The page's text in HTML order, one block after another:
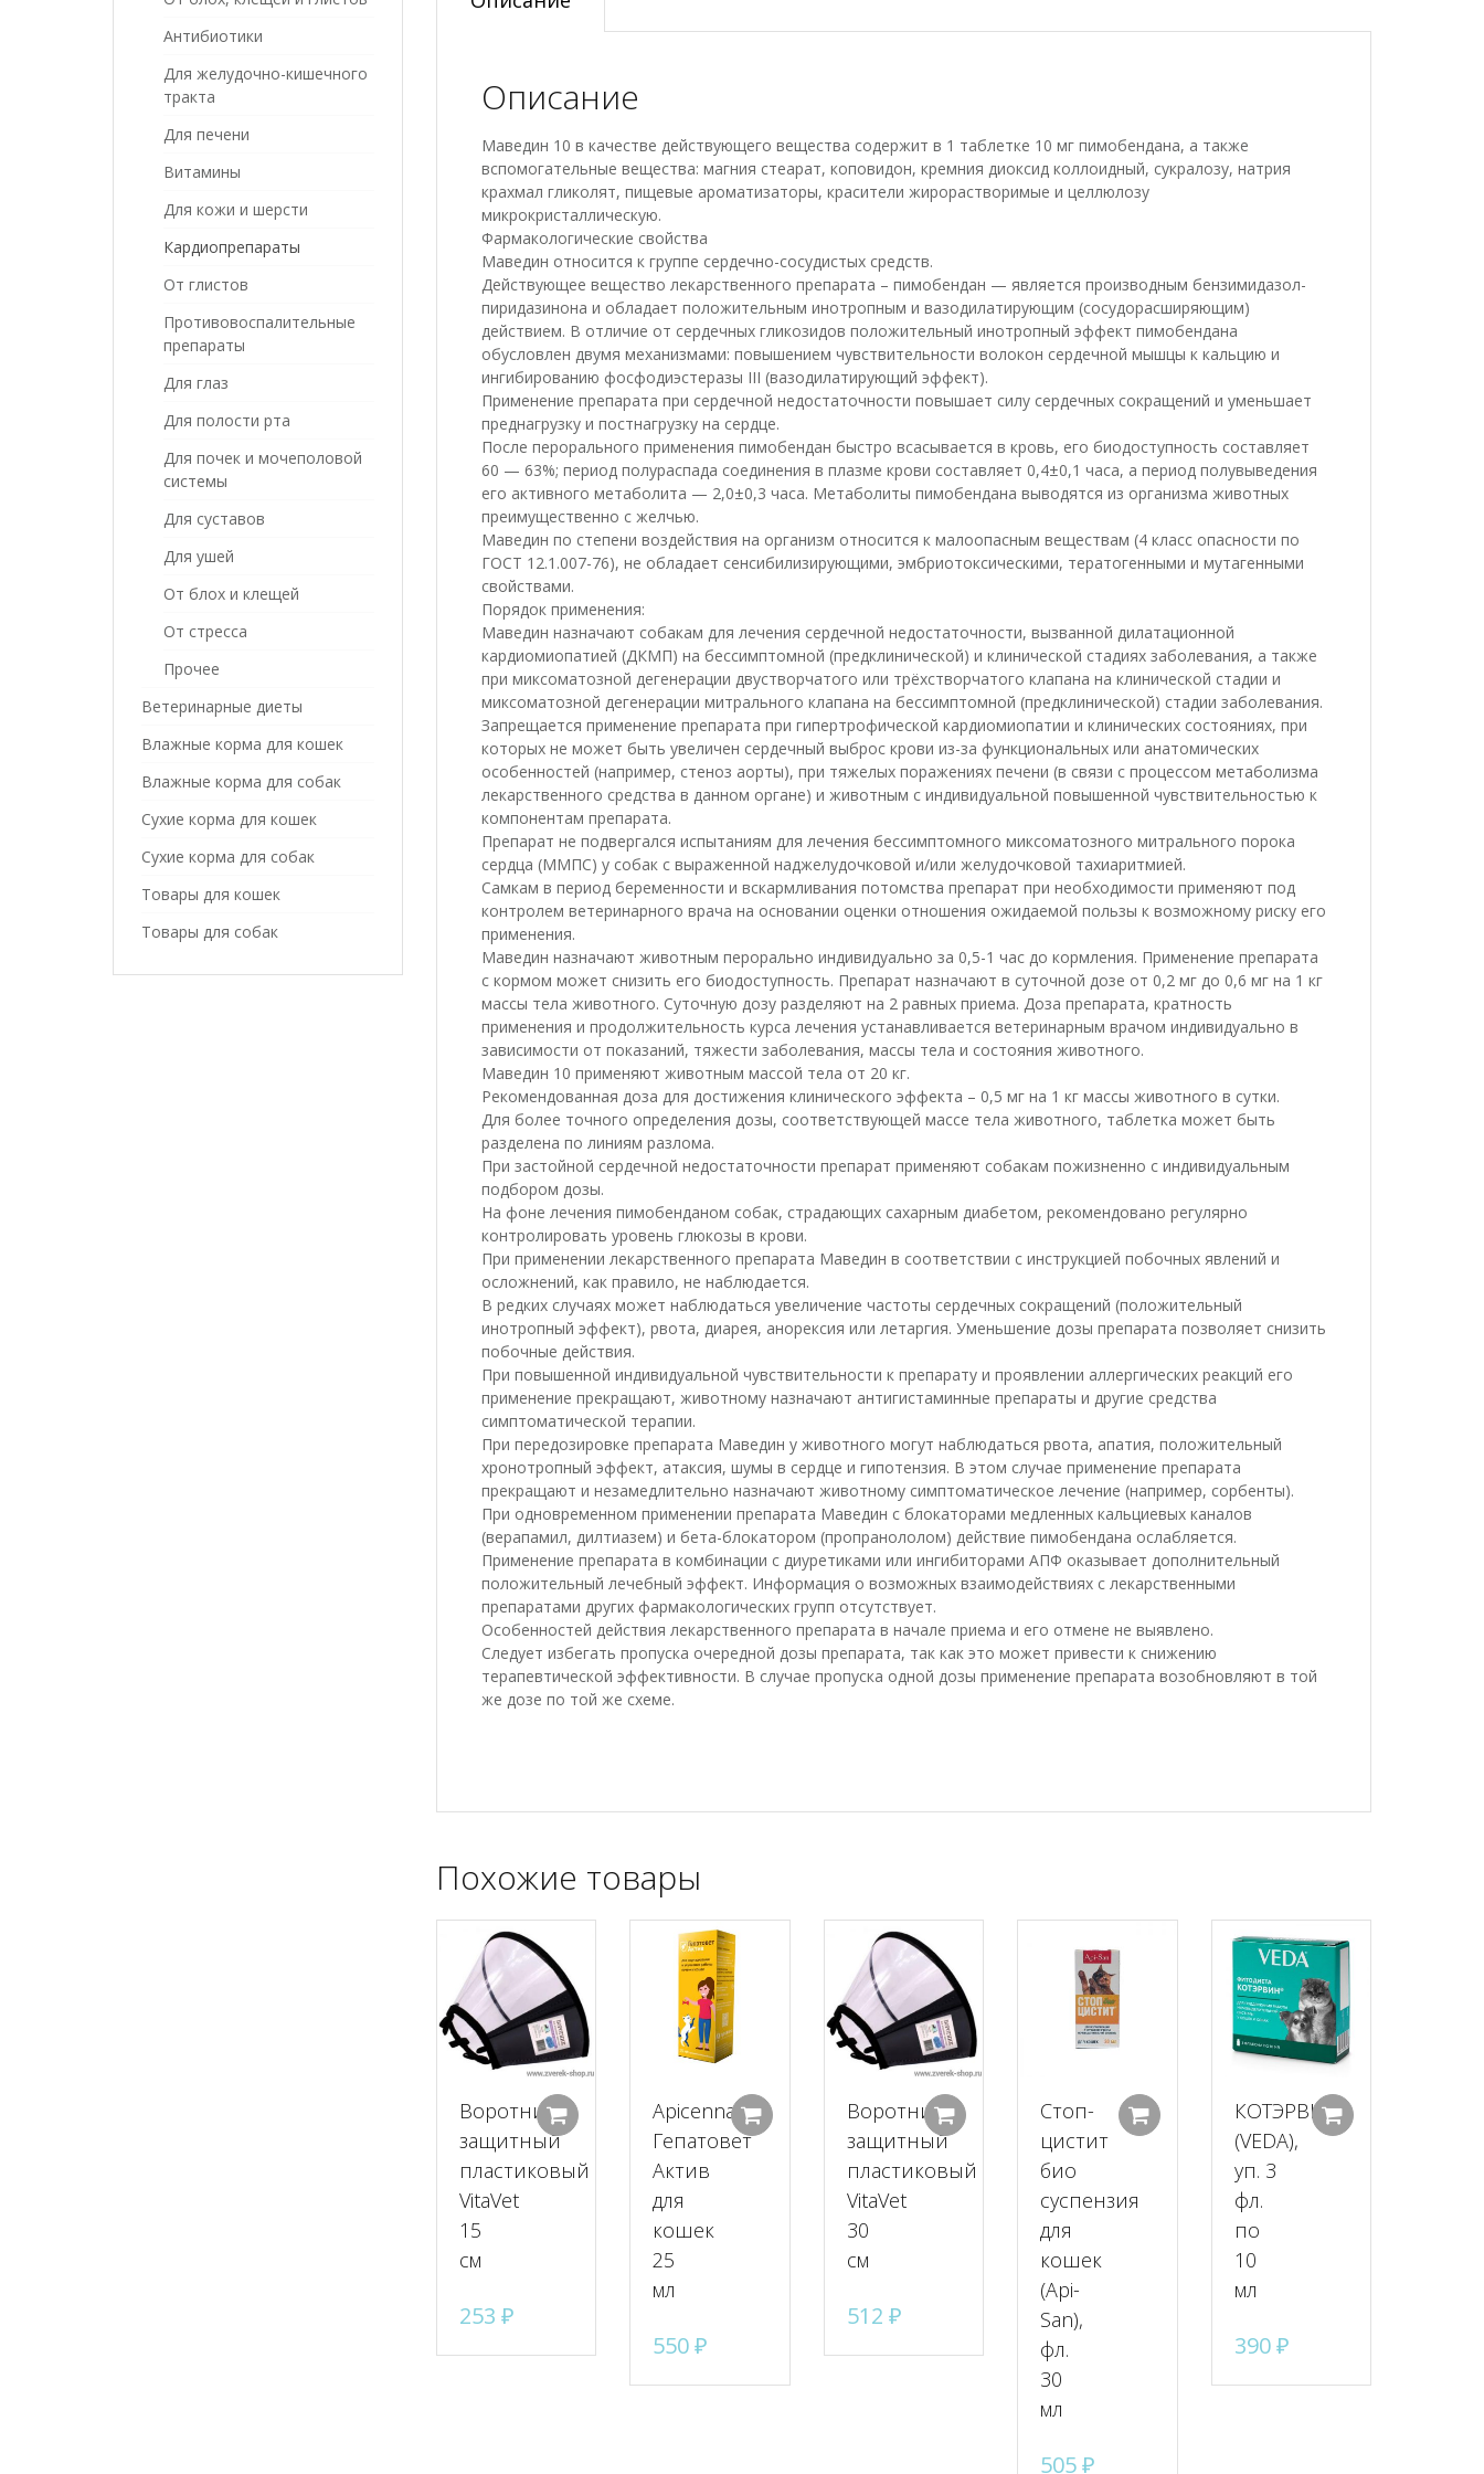
Описание
Маведин 10 в качестве действующего вещества содержит в 1 таблетке 10 мг пимобендана, а также
вспомогательные вещества: магния стеарат, коповидон, кремния диоксид коллоидный, сукралозу, натрия
крахмал гликолят, пищевые ароматизаторы, красители жирорастворимые и целлюлозу
микрокристаллическую.
Фармакологические свойства
Маведин относится к группе сердечно-сосудистых средств.
Действующее вещество лекарственного препарата – пимобендан — является производным бензимидазол-
пиридазинона и обладает положительным инотропным и вазодилатирующим (сосудорасширяющим)
действием. В отличие от сердечных гликозидов положительный инотропный эффект пимобендана
обусловлен двумя механизмами: повышением чувствительности волокон сердечной мышцы к кальцию и
ингибированию фосфодиэстеразы III (вазодилатирующий эффект).
Применение препарата при сердечной недостаточности повышает силу сердечных сокращений и уменьшает
преднагрузку и постнагрузку на сердце.
После перорального применения пимобендан быстро всасывается в кровь, его биодоступность составляет
60 — 63%; период полураспада соединения в плазме крови составляет 0,4±0,1 часа, а период полувыведения
его активного метаболита — 2,0±0,3 часа. Метаболиты пимобендана выводятся из организма животных
преимущественно с желчью.
Маведин по степени воздействия на организм относится к малоопасным веществам (4 класс опасности по
ГОСТ 12.1.007-76), не обладает сенсибилизирующими, эмбриотоксическими, тератогенными и мутагенными
свойствами.
Порядок применения:
Маведин назначают собакам для лечения сердечной недостаточности, вызванной дилатационной
кардиомиопатией (ДКМП) на бессимптомной (предклинической) и клинической стадиях заболевания, а также
при миксоматозной дегенерации двустворчатого или трёхстворчатого клапана на клинической стадии и
миксоматозной дегенерации митрального клапана на бессимптомной (предклинической) стадии заболевания.
Запрещается применение препарата при гипертрофической кардиомиопатии и клинических состояниях, при
которых не может быть увеличен сердечный выброс крови из-за функциональных или анатомических
особенностей (например, стеноз аорты), при тяжелых поражениях печени (в связи с процессом метаболизма
лекарственного средства в данном органе) и животным с индивидуальной повышенной чувствительностью к
компонентам препарата.
Препарат не подвергался испытаниям для лечения бессимптомного миксоматозного митрального порока
сердца (ММПС) у собак с выраженной наджелудочковой и/или желудочковой тахиаритмией.
Самкам в период беременности и вскармливания потомства препарат при необходимости применяют под
контролем ветеринарного врача на основании оценки отношения ожидаемой пользы к возможному риску его
применения.
Маведин назначают животным перорально индивидуально за 0,5-1 час до кормления. Применение препарата
с кормом может снизить его биодоступность. Препарат назначают в суточной дозе от 0,2 мг до 0,6 мг на 1 кг
массы тела животного. Суточную дозу разделяют на 2 равных приема. Доза препарата, кратность
применения и продолжительность курса лечения устанавливается ветеринарным врачом индивидуально в
зависимости от показаний, тяжести заболевания, массы тела и состояния животного.
Маведин 10 применяют животным массой тела от 20 кг.
Рекомендованная доза для достижения клинического эффекта – 0,5 мг на 1 кг массы животного в сутки.
Для более точного определения дозы, соответствующей массе тела животного, таблетка может быть
разделена по линиям разлома.
При застойной сердечной недостаточности препарат применяют собакам пожизненно с индивидуальным
подбором дозы.
На фоне лечения пимобенданом собак, страдающих сахарным диабетом, рекомендовано регулярно
контролировать уровень глюкозы в крови.
При применении лекарственного препарата Маведин в соответствии с инструкцией побочных явлений и
осложнений, как правило, не наблюдается.
В редких случаях может наблюдаться увеличение частоты сердечных сокращений (положительный
инотропный эффект), рвота, диарея, анорексия или летаргия. Уменьшение дозы препарата позволяет снизить
побочные действия.
При повышенной индивидуальной чувствительности к препарату и проявлении аллергических реакций его
применение прекращают, животному назначают антигистаминные препараты и другие средства
симптоматической терапии.
При передозировке препарата Маведин у животного могут наблюдаться рвота, апатия, положительный
хронотропный эффект, атаксия, шумы в сердце и гипотензия. В этом случае применение препарата
прекращают и незамедлительно назначают животному симптоматическое лечение (например, сорбенты).
При одновременном применении препарата Маведин с блокаторами медленных кальциевых каналов
(верапамил, дилтиазем) и бета-блокатором (пропранололом) действие пимобендана ослабляется.
Применение препарата в комбинации с диуретиками или ингибиторами АПФ оказывает дополнительный
положительный лечебный эффект. Информация о возможных взаимодействиях с лекарственными
препаратами других фармакологических групп отсутствует.
Особенностей действия лекарственного препарата в начале приема и его отмене не выявлено.
Следует избегать пропуска очередной дозы препарата, так как это может привести к снижению
терапевтической эффективности. В случае пропуска одной дозы применение препарата возобновляют в той
же дозе по той же схеме.
Похожие товары
Воротник
защитный
пластиковый
VitaVet
15
см
253 ₽
Добавить в корзину
Apicenna
Гепатовет
Актив
для
кошек
25
мл
550₽
Добавить в корзину
Воротник
защитный
пластиковый
VitaVet
30
см
512 ₽
Добавить в корзину
Стоп-
цистит
био
суспензия
для
кошек
(Api-
San),
фл.
30
мл
505₽
Добавить в корзину
КОТЭРВИН
(VEDA),
уп. 3
фл.
по
10
мл
390₽
Антибиотики
Для желудочно-кишечного
тракта
Для печени
Витамины
Для кожи и шерсти
Кардиопрепараты
От глистов
Противовоспалительные
препараты
Для глаз
Для полости рта
Для почек и мочеполовой
системы
Для суставов
Для ушей
От блох и клещей
От стресса
Прочее
Ветеринарные диеты
Влажные корма для кошек
Влажные корма для собак
Сухие корма для кошек
Сухие корма для собак
Товары для кошек
Товары для собак